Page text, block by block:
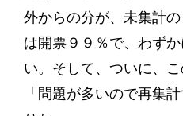
外からの分が、未集計
は開票９９％で、わず
い。そして、ついに、こ
「問題が多いので再集